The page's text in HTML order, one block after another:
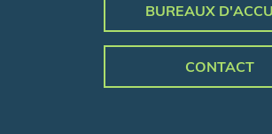
BUREAUX
CONTACT